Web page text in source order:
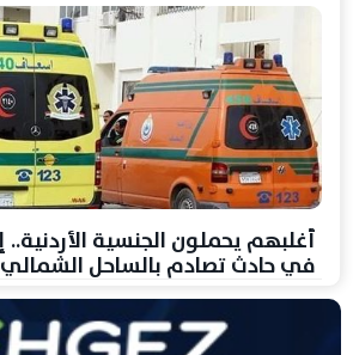
في حادث تصادم بالساحل الشمالي